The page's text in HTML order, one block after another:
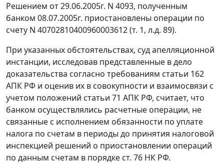
Решением от 29.06.2005г. N 4093, полученным
банком 08.07.2005г. приостановлены операции по
счету N 40702810400960003612 (т. 1, л.д. 89).
При указанных обстоятельствах, суд апелляционной
инстанции, исследовав представленные в дело
доказательства согласно требованиям статьи 162
АПК РФ и оценив их в совокупности и взаимосвязи с
учетом положений статьи 71 АПК РФ, считает, что
банком осуществлялись расчетные операции, не
связанные с исполнением обязанности по уплате
налога по счетам в периоды до принятия налоговой
инспекцией решений о приостановлении операций
по данным счетам в порядке ст. 76 НК РФ.